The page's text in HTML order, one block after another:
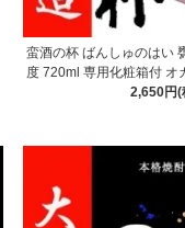
蛮酒の杯 ばんしゅのはい
度 720ml 専用化粧箱付 オ
2,650円(